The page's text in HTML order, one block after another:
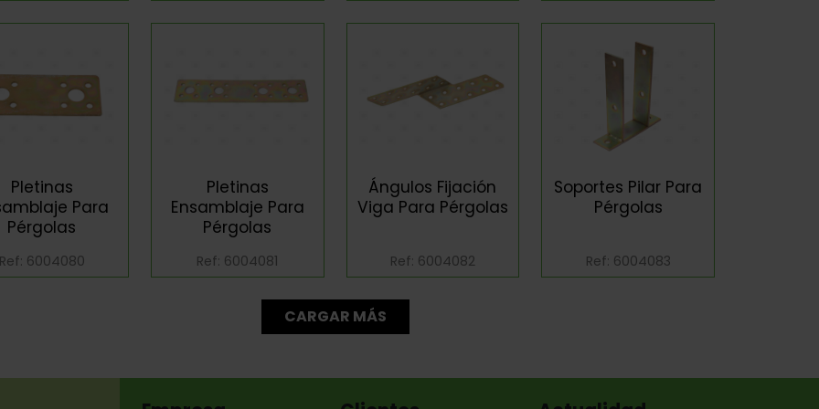
Pletinas
Para
Pérgolas
6004080
Pletinas
Ensamblaje Para
Pérgolas
Ref: 6004081
Ángulos Fijación
Viga Para Pérgolas
Ref: 6004082
Soportes Pilar Para
Pérgolas
Ref: 6004083
CARGAR MÁS